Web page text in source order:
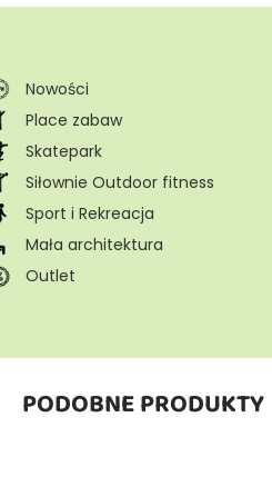
Nowości
Place zabaw
Skatepark
Siłownie Outdoor fitness
Sport i Rekreacja
Mała architektura
Outlet
PODOBNE PRODUKTY